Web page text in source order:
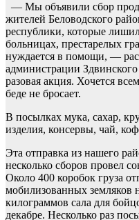
— Мы объявили сбор
жителей Беловодского
республики, которые
больницах, престарелых
нуждается в помощи, —
администрации
разовая акция. Хочется
беде не бросает.
В посылках мука, сахар,
изделия, консервы, чай,
Эта отправка из нашего
несколько сборов провел
Около 400 коробок груза
мобилизованных земляков
килограммов сала для
декабре. Несколько раз